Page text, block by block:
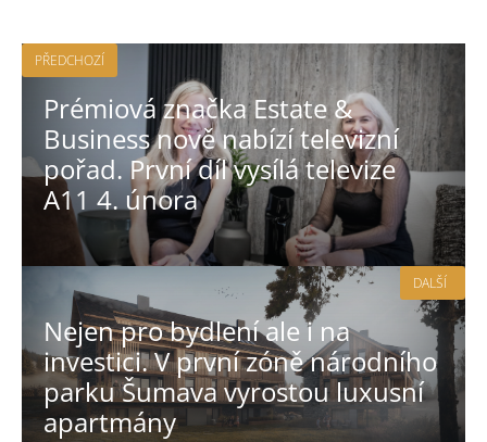
PŘEDCHOZÍ
Prémiová značka Estate &
Business nově nabízí televizní
pořad. První díl vysílá televize
A11 4. února
Nejen pro bydlení ale i na
investici. V první zóně národního
parku Šumava vyrostou luxusní
apartmány
DALŠÍ